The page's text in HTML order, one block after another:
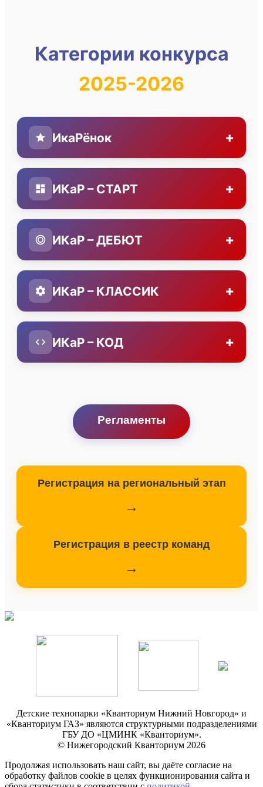
Категории конкурса
2025-2026
ИкаРёнок +
ИКаР – СТАРТ +
ИКаР – ДЕБЮТ +
ИКаР – КЛАССИК +
ИКаР – КОД +
Регламенты
Регистрация на региональный этап
→
Регистрация в реестр команд
→
Детские технопарки «Кванториум Нижний Новгород» и
«Кванториум ГАЗ» являются структурными подразделениями
ГБУ ДО «ЦМИНК «Кванториум».
© Нижегородский Кванториум 2026
Продолжая использовать наш сайт, вы даёте согласие на
обработку файлов cookie в целях функционирования сайта и